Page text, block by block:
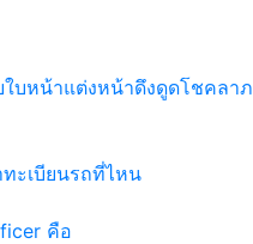
ใบหน้าแต่งหน้าดึงดูดโชคลาภ
ทะเบียนรถที่ไหน
คือ